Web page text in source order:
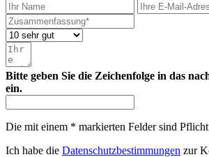
Bitte geben Sie die Zeichenfolge in das
ein.
Die mit einem * markierten Felder sind
Ich habe die Datenschutzbestimmungen zur